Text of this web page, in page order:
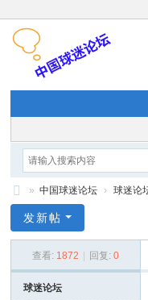
国
迷
» 中国球迷论坛 › 球迷论
发新帖
查看: 1872 回复: 0
球迷论坛